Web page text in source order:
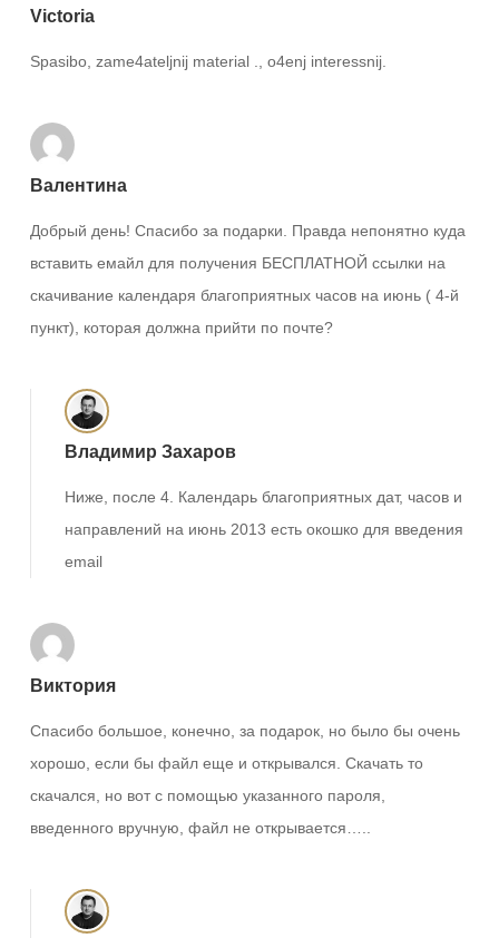
Victoria
Spasibo, zame4ateljnij material ., o4enj interessnij.
Валентина
Добрый день! Спасибо за подарки. Правда непонятно куда
вставить емайл для получения БЕСПЛАТНОЙ ссылки на
скачивание календаря благоприятных часов на июнь ( 4-й
пункт), которая должна прийти по почте?
Владимир Захаров
Ниже, после 4. Календарь благоприятных дат, часов и
направлений на июнь 2013 есть окошко для введения
email
Виктория
Спасибо большое, конечно, за подарок, но было бы очень
хорошо, если бы файл еще и открывался. Скачать то
скачался, но вот с помощью указанного пароля,
введенного вручную, файл не открывается…..